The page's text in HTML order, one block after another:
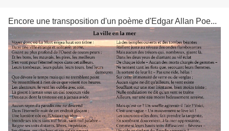
Encore une transposition d'un poème d'Edgar Allan Poe...